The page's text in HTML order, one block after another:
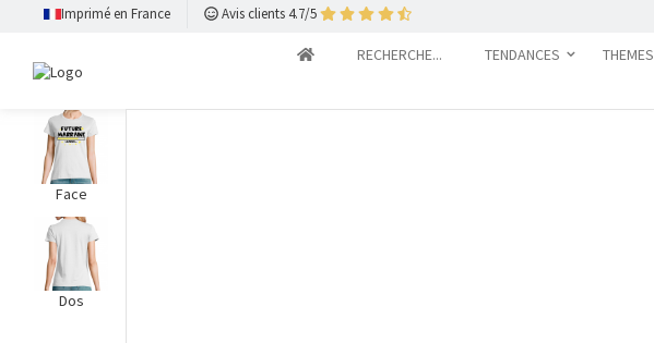
Imprimé en France Avis clients 4.7/5
RECHERCHE... TENDANCES THEMES
Face
Dos